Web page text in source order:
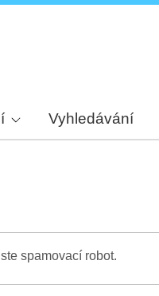
Vyhledávání
spamovací robot.